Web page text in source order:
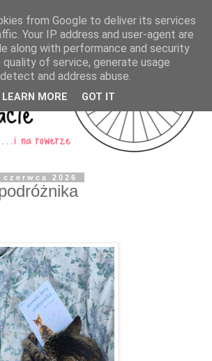
2026
from Google to deliver its services
Your IP address and user-agent are
along with performance and security
of service, generate usage
and address abuse.
LEARN MORE GOT IT